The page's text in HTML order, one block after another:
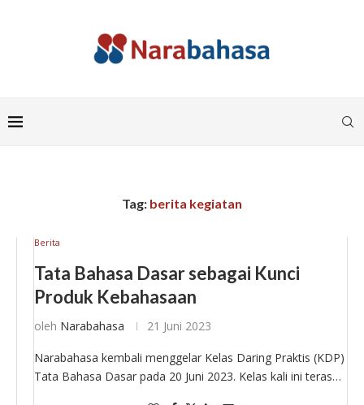
Tag: berita kegiatan
Berita
Tata Bahasa Dasar sebagai Kunci
Produk Kebahasaan
oleh Narabahasa 21 Juni 2023
Narabahasa kembali menggelar Kelas Daring Praktis (KDP)
Tata Bahasa Dasar pada 20 Juni 2023. Kelas kali ini terasa